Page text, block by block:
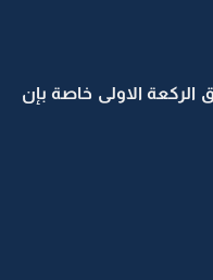
الاولى خاصة بإن